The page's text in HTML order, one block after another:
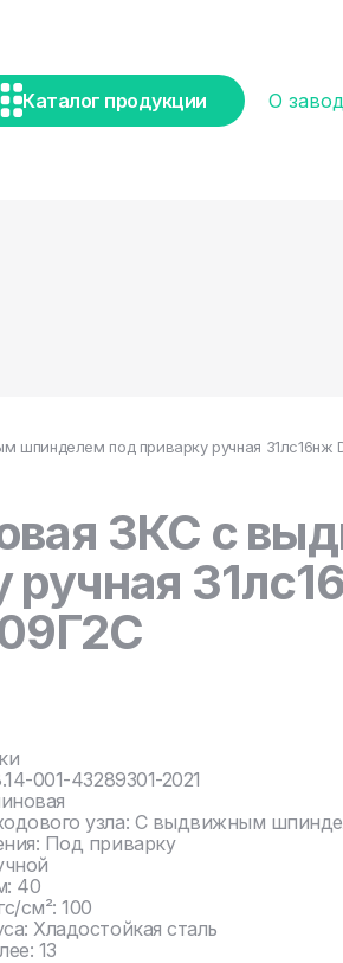
Каталог продукции О
под приварку ручная 31лс16нж
ЗКС с
001-43289301-2021
узла: С выдвижным
Под приварку
40
см²: 100
Хладостойкая сталь
13